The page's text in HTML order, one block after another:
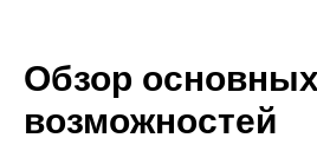
Обзор основных
возможностей